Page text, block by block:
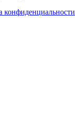
конфиденциальности